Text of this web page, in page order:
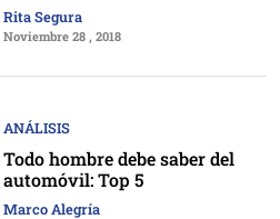
Rita Segura
Noviembre 28 , 2018
ANÁLISIS
Todo hombre debe saber del
automóvil: Top 5
Marco Alegría